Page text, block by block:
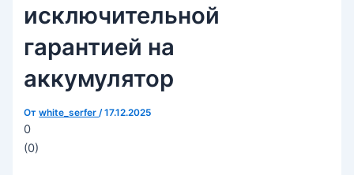
исключительной
гарантией на
аккумулятор
Отwhite_serfer/17.12.2025
0
(0)